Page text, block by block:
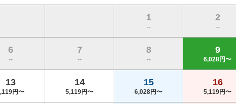
1
--
2
--
6
--
7
--
8
--
9
6,028円〜
13
円〜
14
5,119円〜
15
6,028円〜
16
5,119円〜